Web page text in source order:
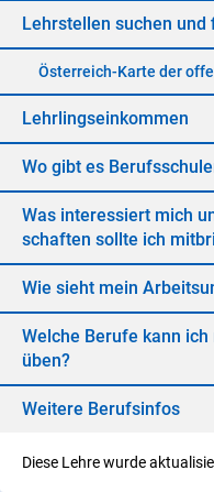
Lehr­stel­len su­chen und
Öster­reich-Kar­te der
Lehr­lings­ein­kom­men
Wo gibt es
Was in­ter­es­siert mich
schaf­ten soll­te ich
Wie sieht mein
Wel­che Be­ru­fe kann
üben?
Wei­te­re Be­rufs­in­fos
Diese Lehre wurde